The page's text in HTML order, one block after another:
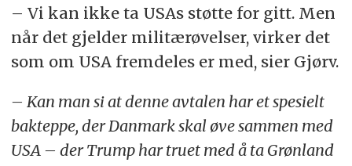
– Vi kan ikke ta USAs støtte for gitt. Men
når det gjelder militærøvelser, virker det
som om USA fremdeles er med, sier Gjørv.
– Kan man si at denne avtalen har et spesielt
bakteppe, der Danmark skal øve sammen med
USA – der Trump har truet med å ta Grønland